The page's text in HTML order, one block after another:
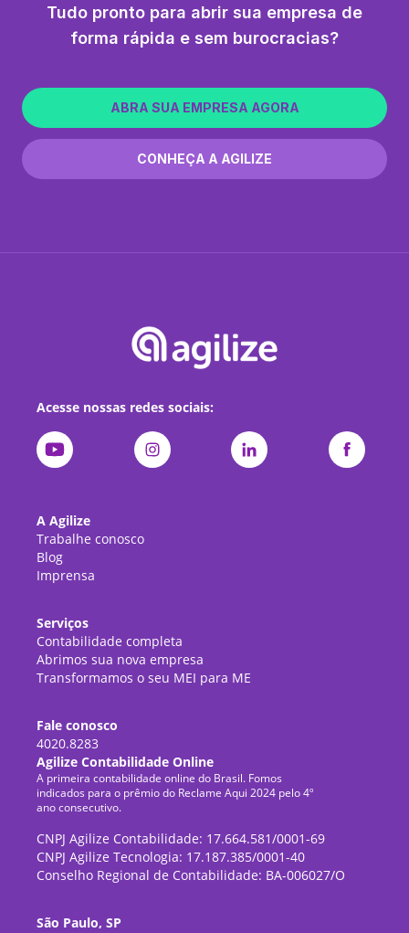
Tudo pronto para abrir sua empresa de
forma rápida e sem burocracias?
ABRA SUA EMPRESA AGORA
CONHEÇA A AGILIZE
Acesse nossas redes sociais:
A Agilize
Trabalhe conosco
Blog
Imprensa
Serviços
Contabilidade completa
Abrimos sua nova empresa
Transformamos o seu MEI para ME
Fale conosco
4020.8283
Agilize Contabilidade Online
A primeira contabilidade online do Brasil. Fomos
indicados para o prêmio do Reclame Aqui 2024 pelo 4º
ano consecutivo.
CNPJ Agilize Contabilidade: 17.664.581/0001-69
CNPJ Agilize Tecnologia: 17.187.385/0001-40
Conselho Regional de Contabilidade: BA-006027/O
São Paulo, SP